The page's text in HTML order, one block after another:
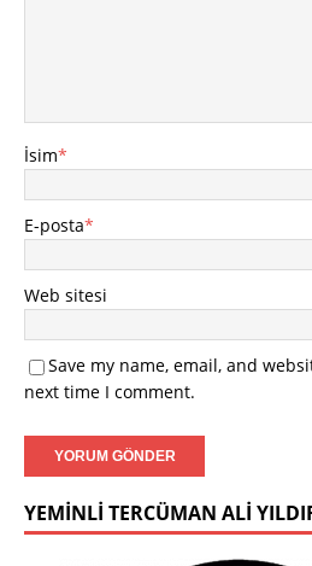
İsim*
E-posta*
Web sitesi
Save my name, email, and
next time I comment.
YEMINLI TERCÜMAN ALI